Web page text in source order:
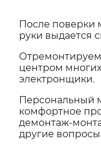
После
руки выдается
центром
электронщики.
Персональный
комфортное
демонтаж-
другие